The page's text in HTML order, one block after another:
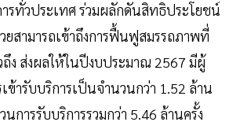
ารทั่วประเทศ ร่วมผลักดันสิทธิประโยชน์
ยสามารถเข้าถึงการฟื้นฟูสมรรถภาพที่
ถึง ส่งผลให้ในปีงบประมาณ 2567 มีผู้
ข้ารับบริการเป็นจำนวนกว่า 1.52 ล้าน
การรับบริการรวมกว่า 5.46 ล้านครั้ง